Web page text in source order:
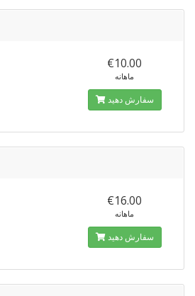
€10.00
ماهانه
سفارش دهید
€16.00
ماهانه
سفارش دهید